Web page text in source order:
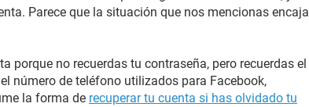
Parece que la situación que nos mencionas encaja
porque no recuerdas tu contraseña, pero recuerdas el
número de teléfono utilizados para Facebook,
la forma de recuperar tu cuenta si has olvidado tu